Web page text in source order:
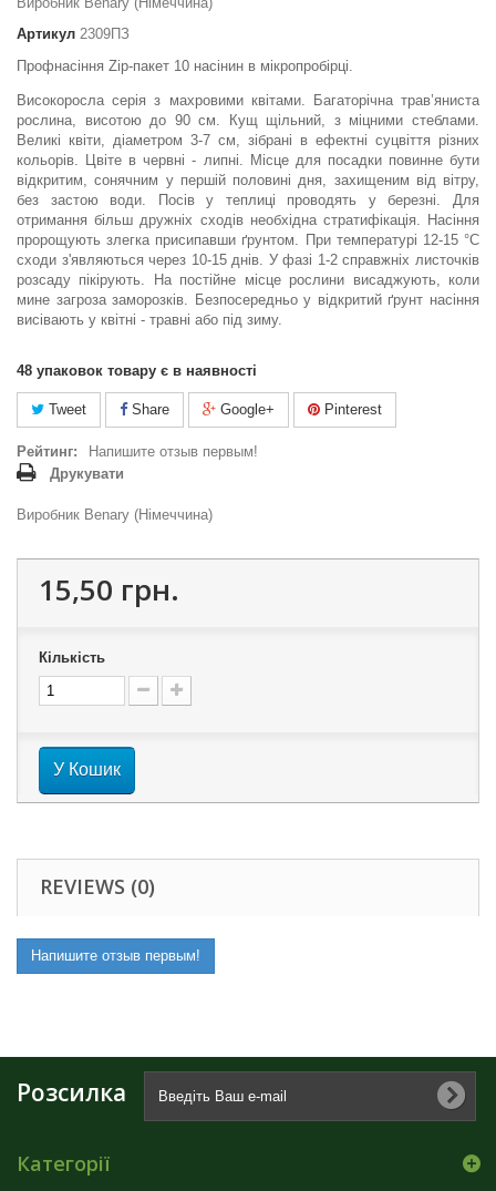
Артикул 2309ПЗ
Профнасіння Zip-пакет 10 насінин в мікропробірці.
Високоросла серія з махровими квітами. Багаторічна трав’яниста
рослина, висотою до 90 см. Кущ щільний, з міцними стеблами.
Великі квіти, діаметром 3-7 см, зібрані в ефектні суцвіття різних
кольорів. Цвіте в червні - липні. Місце для посадки повинне бути
відкритим, сонячним у першій половині дня, захищеним від вітру,
без застою води. Посів у теплиці проводять у березні. Для
отримання більш дружніх сходів необхідна стратифікація. Насіння
пророщують злегка присипавши ґрунтом. При температурі 12-15 °С
сходи з'являються через 10-15 днів. У фазі 1-2 справжніх листочків
розсаду пікірують. На постійне місце рослини висаджують, коли
мине загроза заморозків. Безпосередньо у відкритий ґрунт насіння
висівають у квітні - травні або під зиму.
48 упаковок товару є в наявності
Tweet Share Google+ Pinterest
Рейтинг:
Напишите отзыв первым!
Друкувати
Виробник Benary (Німеччина)
15,50 грн.
Кількість
У Кошик
REVIEWS (0)
Напишите отзыв первым!
Розсилка
Категорії